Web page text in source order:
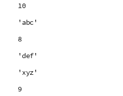
10
'abc'
8
'def'
'xyz'
9